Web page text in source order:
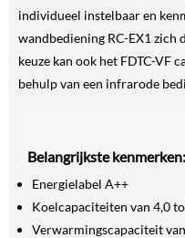
individueel instelbaar en
wandbediening RC-EX1 zich
keuze kan ook het FDTC-VF
behulp van een infrarode
Belangrijkste kenmerken:
Energielabel A++
Koelcapaciteiten van 4,0
Verwarmingscapaciteit